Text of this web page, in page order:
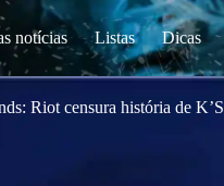
notícias Listas Dicas
Riot censura história de